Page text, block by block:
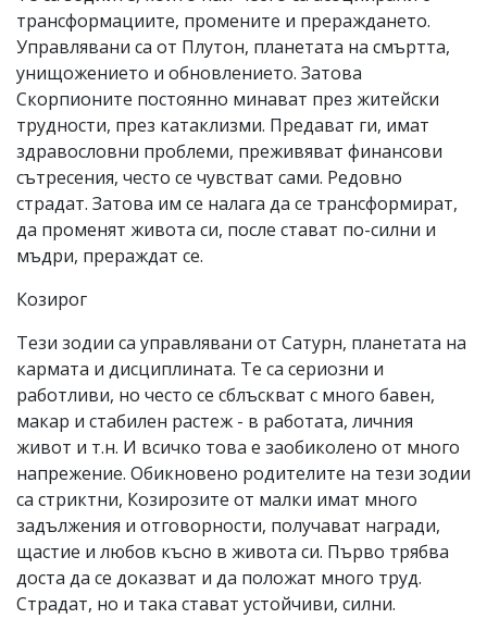
моля
сигнализирайте
ни!
трансформациите, промените и прераждането.
Управлявани са от Плутон, планетата на смъртта,
унищожението и обновлението. Затова
Скорпионите постоянно минават през житейски
трудности, през катаклизми. Предават ги, имат
здравословни проблеми, преживяват финансови
сътресения, често се чувстват сами. Редовно
страдат. Затова им се налага да се трансформират,
да променят живота си, после стават по-силни и
мъдри, прераждат се.
Козирог
Тези зодии са управлявани от Сатурн, планетата на
кармата и дисциплината. Те са сериозни и
работливи, но често се сблъскват с много бавен,
макар и стабилен растеж - в работата, личния
живот и т.н. И всичко това е заобиколено от много
напрежение. Обикновено родителите на тези зодии
са стриктни, Козирозите от малки имат много
задължения и отговорности, получават награди,
щастие и любов късно в живота си. Първо трябва
доста да се доказват и да положат много труд.
Страдат, но и така стават устойчиви, силни.